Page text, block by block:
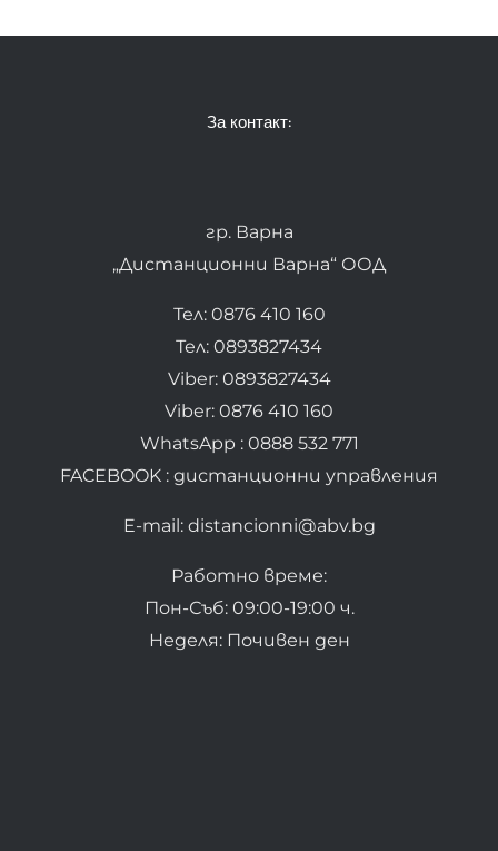
За контакт:
гр. Варна
„Дистанционни Варна“ ООД
Тел: 0876 410 160
Тел: 0893827434
Viber: 0893827434
Viber: 0876 410 160
WhatsApp : 0888 532 771
FACEBOOK : дистанционни управления
E-mail: distancionni@abv.bg
Работно време:
Пон-Съб: 09:00-19:00 ч.
Неделя: Почивен ден